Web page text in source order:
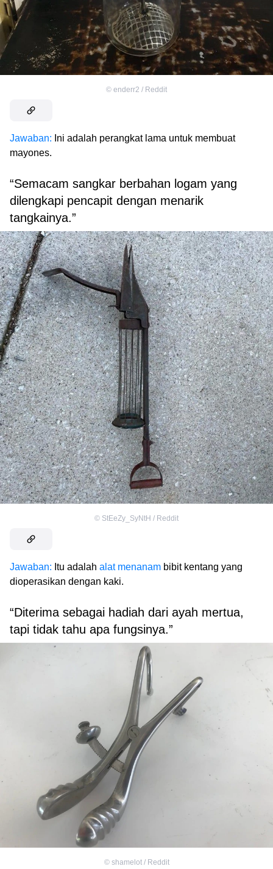
© enderr2 / Reddit
Jawaban: Ini adalah perangkat lama untuk membuat
mayones.
“Semacam sangkar berbahan logam yang
dilengkapi pencapit dengan menarik
tangkainya.”
© StEeZy_SyNtH / Reddit
Jawaban: Itu adalah alat menanam bibit kentang yang
dioperasikan dengan kaki.
“Diterima sebagai hadiah dari ayah mertua,
tapi tidak tahu apa fungsinya.”
© shamelot / Reddit